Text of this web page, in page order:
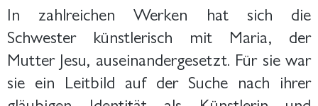
In zahlreichen Werken hat sich die
Schwester künstlerisch mit Maria, der
Mutter Jesu, auseinandergesetzt. Für sie war
sie ein Leitbild auf der Suche nach ihrer